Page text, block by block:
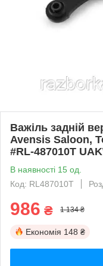
Важіль задній
Avensis Saloon,
#RL-487010T
В наявності 15 од.
Код: RL487010T
986 ₴ 1 134 ₴
Економія 148 ₴